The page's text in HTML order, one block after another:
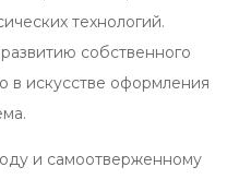
технологий.
собственного
в искусстве оформления
и самоотверженному